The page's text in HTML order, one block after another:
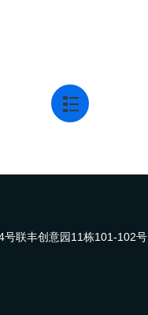
号联丰创意园11栋101-102号